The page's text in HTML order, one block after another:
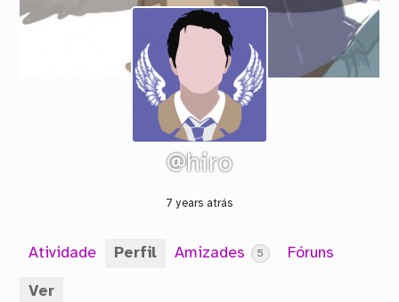
@hiro
7 years atrás
Atividade Perfil Amizades 5 Fóruns
Ver